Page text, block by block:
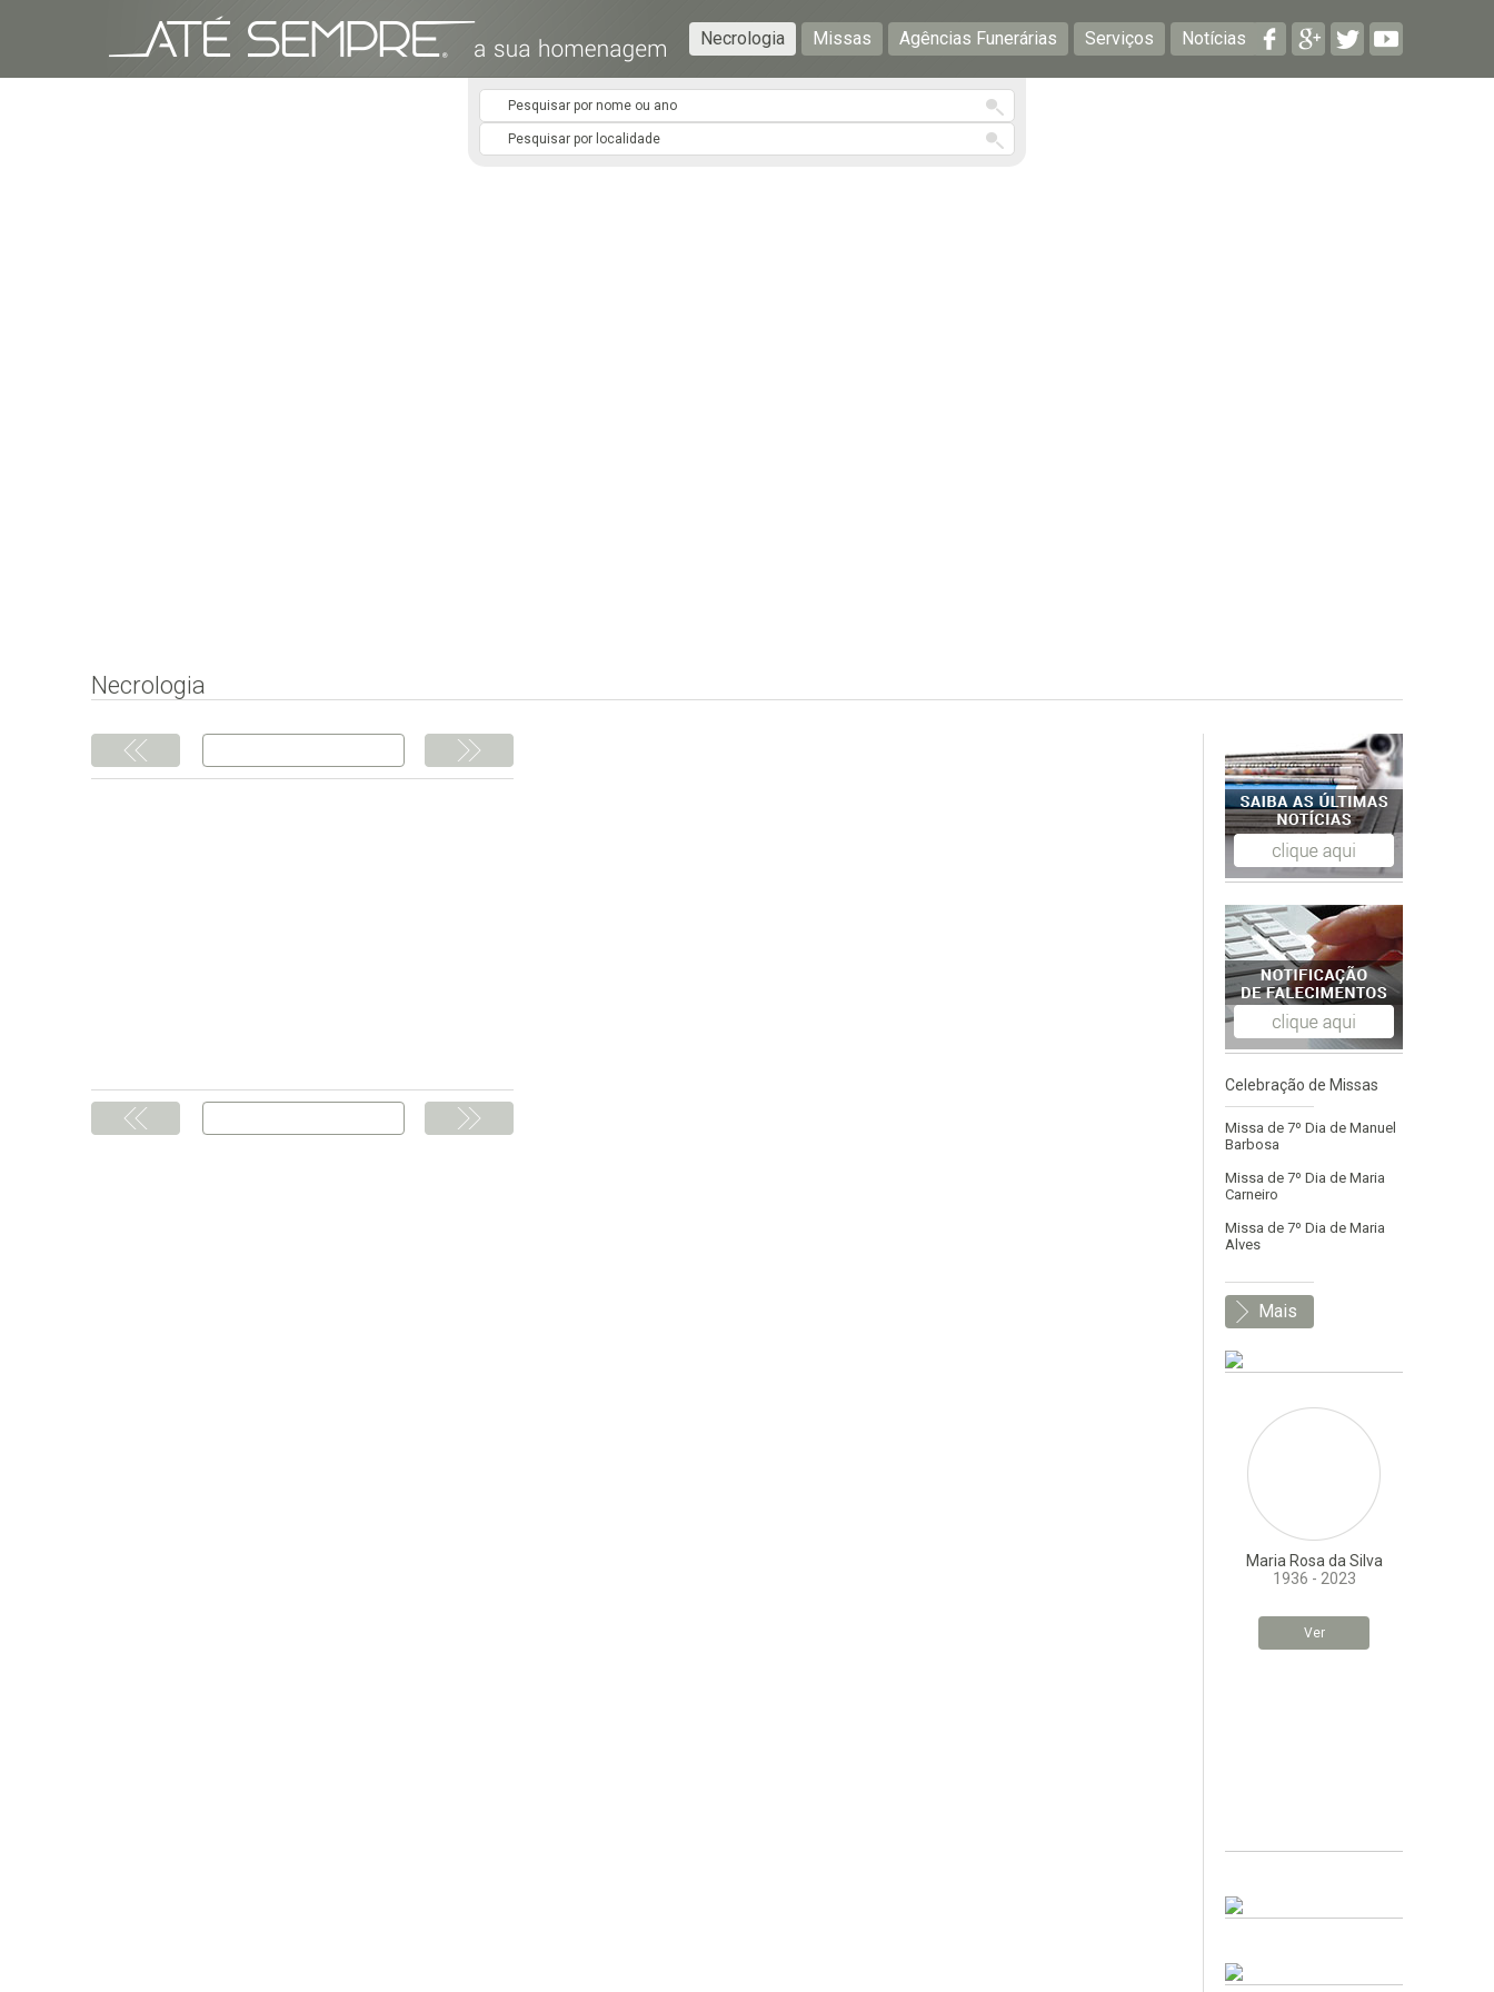
Necrologia Missas Agências Funerárias Serviços Notícias
Necrologia
Celebração de Missas
Missa de 7º Dia de Manuel
Barbosa
Missa de 7º Dia de Maria
Carneiro
Missa de 7º Dia de Maria
Alves
Mais
Maria Rosa da Silva
1936 - 2023
Ver
Preencha os seguintes campos com a informação mais
pormenorizada possível: